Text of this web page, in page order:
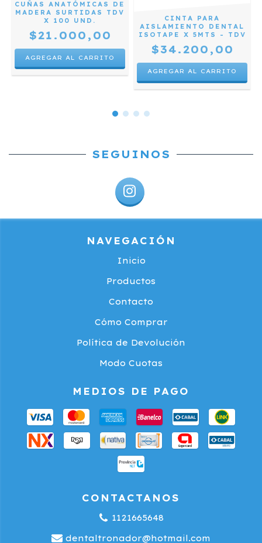
CUÑAS ANATÓMICAS DE
MADERA SURTIDAS TDV
X 100 UND.
$21.000,00
CINTA PARA
AISLAMIENTO DENTAL
ISOTAPE X 5MTS - TDV
$34.200,00
SEGUINOS
NAVEGACIÓN
Inicio
Productos
Contacto
Cómo Comprar
Política de Devolución
Modo Cuotas
MEDIOS DE PAGO
CONTACTANOS
1121665648
dentaltronador@hotmail.com